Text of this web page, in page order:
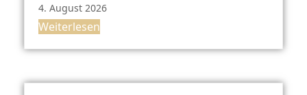
4. August 2026
Weiterlesen